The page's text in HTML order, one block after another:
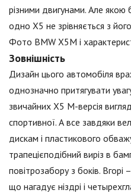
різними двигунами. Але
одно Х5 не зрівняється з
Фото BMW X5M і
Зовнішність
Дизайн цього автомобіля
однозначно притягувати
звичайних Х5 М-версія
спортивної. А все завдяки
дискам і пластикового
трапецієподібний виріз в
повітрозабору з боків.
що нагадує ніздрі і